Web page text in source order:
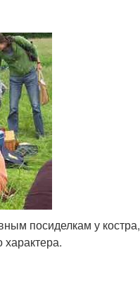
посиделкам у костра,
характера.